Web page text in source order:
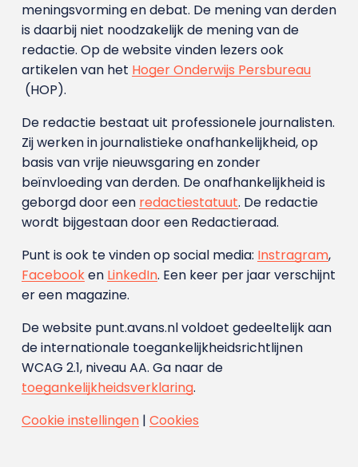
meningsvorming en debat. De mening van derden
is daarbij niet noodzakelijk de mening van de
redactie. Op de website vinden lezers ook
artikelen van het Hoger Onderwijs Persbureau
(HOP).
De redactie bestaat uit professionele journalisten.
Zij werken in journalistieke onafhankelijkheid, op
basis van vrije nieuwsgaring en zonder
beïnvloeding van derden. De onafhankelijkheid is
geborgd door een redactiestatuut. De redactie
wordt bijgestaan door een Redactieraad.
Punt is ook te vinden op social media: Instragram,
Facebooken LinkedIn. Een keer per jaar verschijnt
er een magazine.
De website punt.avans.nl voldoet gedeeltelijk aan
de internationale toegankelijkheidsrichtlijnen
WCAG 2.1, niveau AA. Ga naar de
toegankelijkheidsverklaring.
Cookie instellingen| Cookies